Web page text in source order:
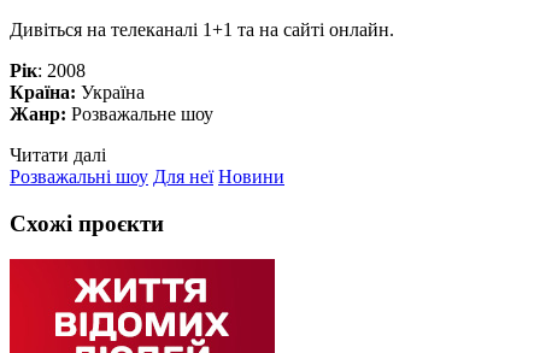
Дивіться на телеканалі 1+1 та на сайті онлайн.
Рік: 2008
Країна: Україна
Жанр: Розважальне шоу
Читати далі
Розважальні шоу Для неї Новини
Схожі проєкти